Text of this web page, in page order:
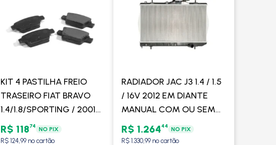
KIT 4 PASTILHA FREIO
TRASEIRO FIAT BRAVO
1.4/1.8/SPORTING / 2001
/STILO 1.2 02/02 /STILO
1.4 01/04 /STILO 1.8/1.9
R$ 11874 NO PIX
R$ 124,99 no cartão
RADIADOR JAC J3 1.4 / 1.5
/ 16V 2012 EM DIANTE
MANUAL COM OU SEM
AR - VALEO
R$ 1.26444 NO PIX
R$ 1.330,99 no cartão